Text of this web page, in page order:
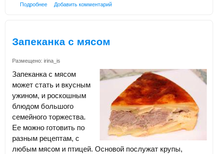
Подробнее Добавить комментарий
Запеканка с мясом
Размещено: irina_is
Запеканка с мясом
может стать и вкусным
ужином, и роскошным
блюдом большого
семейного торжества.
Ее можно готовить по
разным рецептам, с
любым мясом и птицей. Основой послужат крупы,